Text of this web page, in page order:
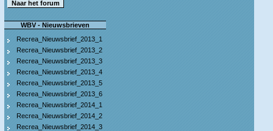
WBV - Nieuwsbrieven
Recrea_Nieuwsbrief_2013_1
Recrea_Nieuwsbrief_2013_2
Recrea_Nieuwsbrief_2013_3
Recrea_Nieuwsbrief_2013_4
Recrea_Nieuwsbrief_2013_5
Recrea_Nieuwsbrief_2013_6
Recrea_Nieuwsbrief_2014_1
Recrea_Nieuwsbrief_2014_2
Recrea_Nieuwsbrief_2014_3